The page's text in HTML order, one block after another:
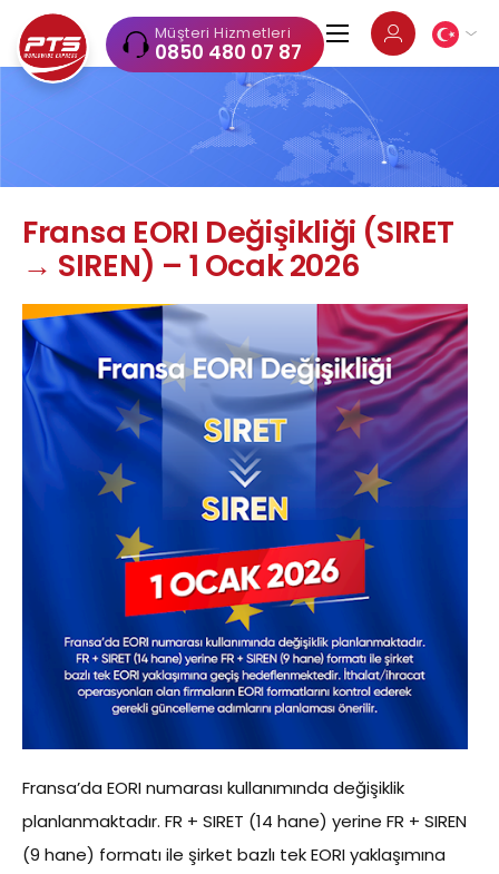
Müşteri Hizmetleri
0850 480 07 87
Fransa EORI Değişikliği (SIRET
→ SIREN) – 1 Ocak 2026
Fransa’da EORI numarası kullanımında değişiklik
planlanmaktadır. FR + SIRET (14 hane) yerine FR + SIREN
(9 hane) formatı ile şirket bazlı tek EORI yaklaşımına